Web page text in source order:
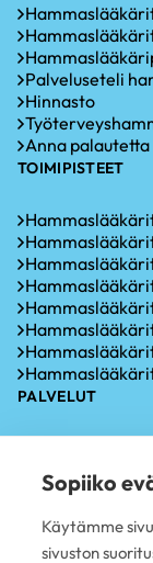
Palveluseteli
Hinnasto
Anna palautetta
TOIMIPISTEET
PALVELUT
Iensairauksien
Hammaskiven
Oikomishoito
Sopiiko
Käytämme
sivuston